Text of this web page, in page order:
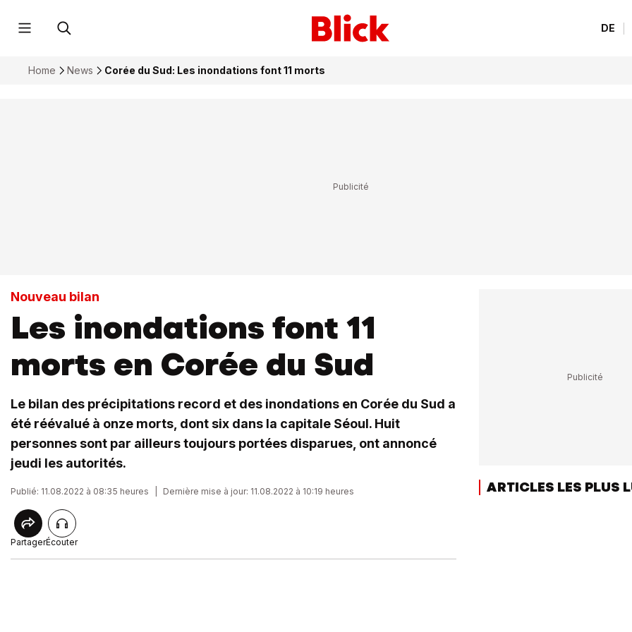
DE
Home News Corée du Sud: Les inondations font 11 morts
Nouveau bilan
Les inondations font 11
morts en Corée du Sud
Le bilan des précipitations record et des inondations en Corée du Sud a
été réévalué à onze morts, dont six dans la capitale Séoul. Huit
personnes sont par ailleurs toujours portées disparues, ont annoncé
jeudi les autorités.
Publié: 11.08.2022 à 08:35 heures Dernière mise à jour: 11.08.2022 à 10:19 heures
PartagerÉcouter
ARTICLES LES PLUS